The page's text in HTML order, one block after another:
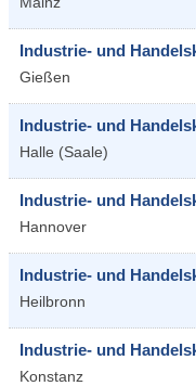
Industrie- und
Gießen
Industrie- und
Halle (Saale)
Industrie- und
Hannover
Industrie- und
Heilbronn
Industrie- und
Konstanz